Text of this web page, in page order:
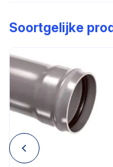
Soortgelijke